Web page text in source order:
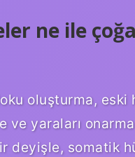
ne ile
oluşturma, eski
ve yaraları
deyişle, somatik